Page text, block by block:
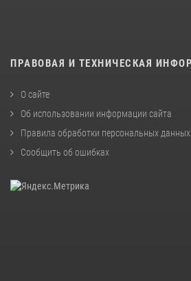
ПРАВОВАЯ И ТЕХНИЧЕСКАЯ
О сайте
Об использовании информации сайта
Правила обработки персональных данных
Сообщить об ошибках